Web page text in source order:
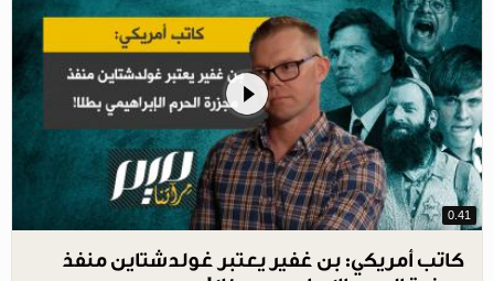
0.41
كاتب أمريكي: بن غفير يعتبر غولدشتاين منفذ